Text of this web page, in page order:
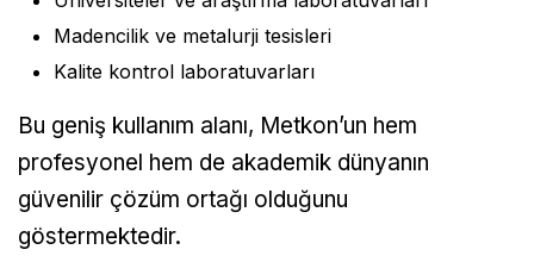
Madencilik ve metalurji tesisleri
Kalite kontrol laboratuvarları
Bu geniş kullanım alanı, Metkon’un hem
profesyonel hem de akademik dünyanın
güvenilir çözüm ortağı olduğunu
göstermektedir.